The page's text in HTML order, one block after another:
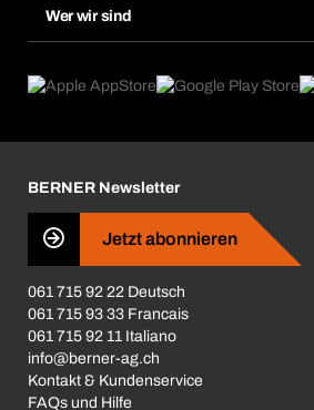
Dauerauftrag
Gefahrenstoffdatenbank
eProcurement
Produktfinder
Wer wir sind
Was uns antreibt
Business Conduct
BERNER Newsletter
Jetzt abonnieren
061 715 92 22 Deutsch
061 715 93 33 Francais
061 715 92 11 Italiano
info@berner-ag.ch
Kontakt & Kundenservice
FAQs und Hilfe